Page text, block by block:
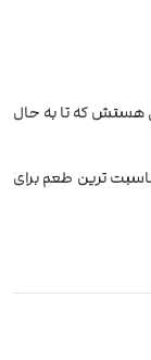
هستش که تا به حال
ترین طعم برای